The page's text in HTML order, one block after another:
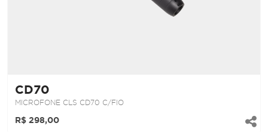
CD70
MICROFONE CLS CD70 C/FIO
R$ 298,00